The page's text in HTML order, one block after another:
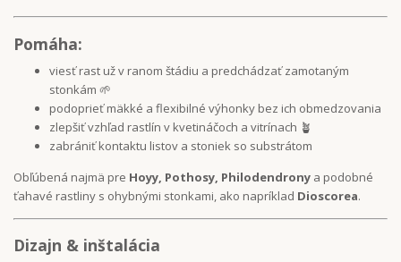
Pomáha:
viesť rast už v ranom štádiu a predchádzať zamotaným
stonkám 🌱
podoprieť mäkké a flexibilné výhonky bez ich obmedzovania
zlepšiť vzhľad rastlín v kvetináčoch a vitrínach 🪴
zabrániť kontaktu listov a stoniek so substrátom
Obľúbená najmä pre Hoyy, Pothosy, Philodendrony a podobné
ťahavé rastliny s ohybnými stonkami, ako napríklad Dioscorea.
Dizajn & inštalácia